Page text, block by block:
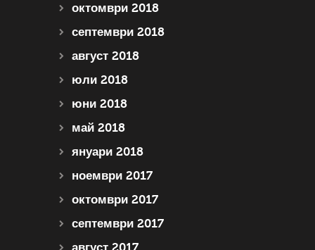
октомври 2018
септември 2018
август 2018
юли 2018
юни 2018
май 2018
януари 2018
ноември 2017
октомври 2017
септември 2017